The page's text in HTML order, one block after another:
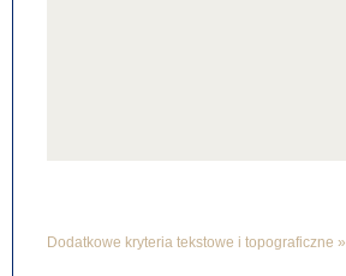
Dodatkowe kryteria tekstowe i topograficzne »